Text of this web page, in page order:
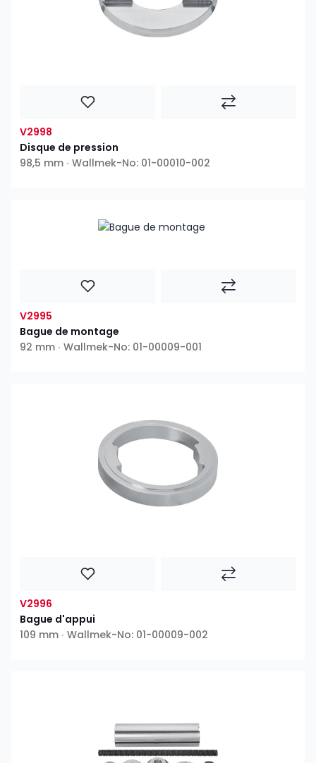
V2998
Disque de pression
98,5 mm ∙ Wallmek-No: 01-00010-002
V2995
Bague de montage
92 mm ∙ Wallmek-No: 01-00009-001
V2996
Bague d'appui
109 mm ∙ Wallmek-No: 01-00009-002